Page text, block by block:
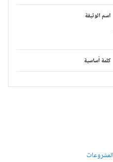
الوثيقة
أساسية